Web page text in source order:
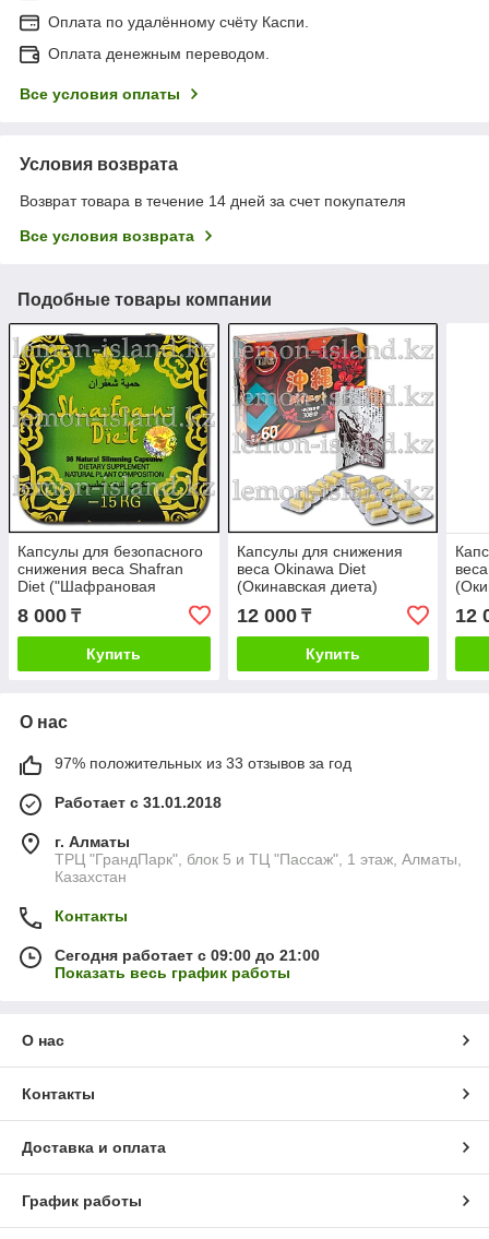
Оплата по удалённому счёту Каспи.
Оплата денежным переводом.
Все условия оплаты
Условия возврата
Возврат товара в течение 14 дней за счет покупателя
Все условия возврата
Подобные товары компании
Капсулы для безопасного
снижения веса Shafran
Diet ("Шафрановая
диета", "Шафран")
8 000 ₸
Купить
Капсулы для снижения
веса Okinawa Diet
(Окинавская диета)
(Япония) gen.1
12 000₸
Купить
12
О нас
97% положительных из 33 отзывов за год
Работает с 31.01.2018
г. Алматы
ТРЦ "ГрандПарк", блок 5 и ТЦ "Пассаж", 1 этаж, Алматы,
Казахстан
Контакты
Сегодня работает с 09:00 до 21:00
Показать весь график работы
О нас
Контакты
Доставка и оплата
График работы